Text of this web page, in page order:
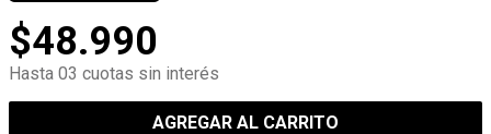
$48.990
Hasta 03 cuotas sin interés
AGREGAR AL CARRITO